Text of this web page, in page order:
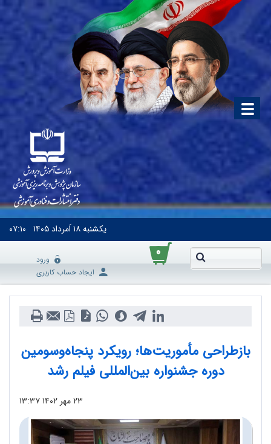
یکشنبه۱۸ اَمرداد ۱۴۰۵ ۰۷:۱۰
۰
ورود
ایجاد حساب کاربری
بازطراحی مأموریت‌ها؛ رویکرد پنجاه‌وسومین
دوره جشنواره بین‌المللی فیلم رشد
۲۳ مهر ۱۴۰۲ ۱۳:۳۷